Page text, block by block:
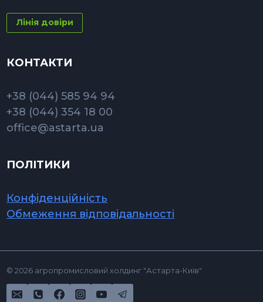
Лінія довіри
КОНТАКТИ
+38 (044) 585 94 94
+38 (044) 354 18 00
office@astarta.ua
ПОЛІТИКИ
Конфіденційність
Обмеження відповідальності
© 2026 агропромисловий холдинг "Астарта-Київ"